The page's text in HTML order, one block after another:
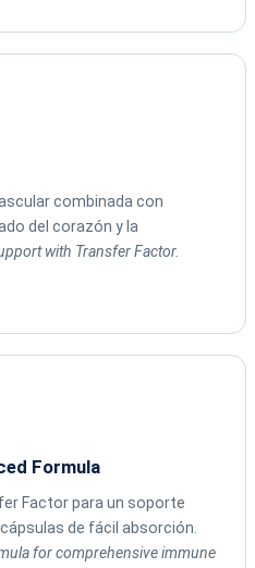
combinada con
del corazón y la
with Transfer Factor.
Formula
Factor para un soporte
de fácil absorción.
for comprehensive immune